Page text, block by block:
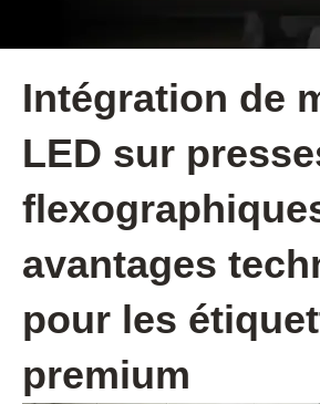
Intégration de
LED sur
avantages
pour les
premium